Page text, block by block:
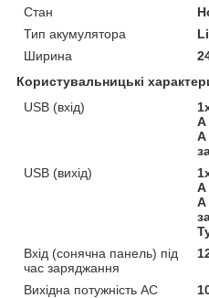
Стан
Тип акумулятора
Ширина
Користувальницькі
USB (вхід)
А
А
USB (вихід)
А
А
Вхід (сонячна панель) під
час заряджання
Вихідна потужність AC